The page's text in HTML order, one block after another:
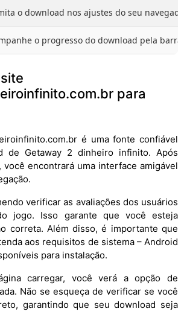
o download nos ajustes do seu
o progresso do download pela barra
para
é uma fonte confiável
de Getaway 2 dinheiro infinito. Após
você encontrará uma interface amigável
verificar as avaliações dos usuários
jogo. Isso garante que você esteja
correta. Além disso, é importante que
aos requisitos de sistema – Android
para instalação.
carregar, você verá a opção de
Não se esqueça de verificar se você
garantindo que seu download seja